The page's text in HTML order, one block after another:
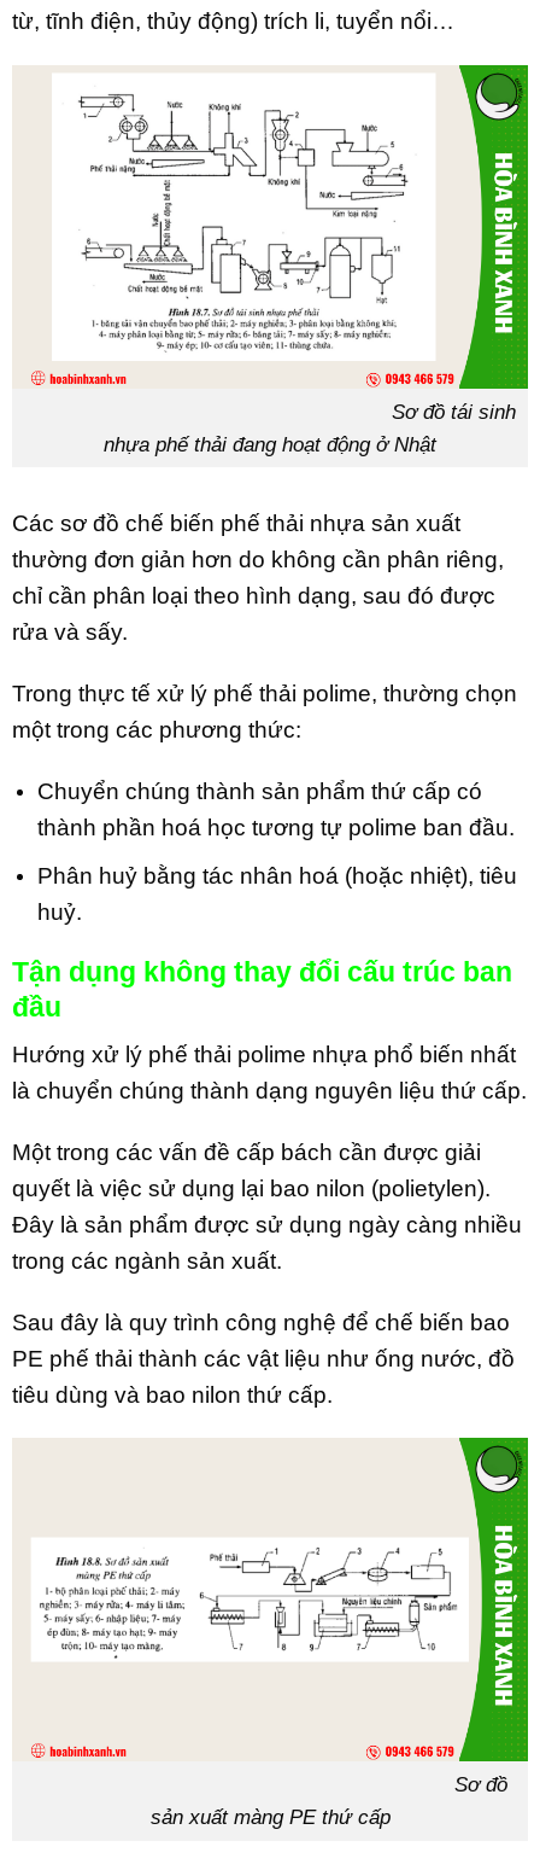
từ, tĩnh điện, thủy động) trích li, tuyển nổi…
Sơ đồ tái sinh
nhựa phế thải đang hoạt động ở Nhật
Các sơ đồ chế biến phế thải nhựa sản xuất
thường đơn giản hơn do không cần phân riêng,
chỉ cần phân loại theo hình dạng, sau đó được
rửa và sấy.
Trong thực tế xử lý phế thải polime, thường chọn
một trong các phương thức:
Chuyển chúng thành sản phẩm thứ cấp có
thành phần hoá học tương tự polime ban đầu.
Phân huỷ bằng tác nhân hoá (hoặc nhiệt), tiêu
huỷ.
Tận dụng không thay đổi cấu trúc ban
đầu
Hướng xử lý phế thải polime nhựa phổ biến nhất
là chuyển chúng thành dạng nguyên liệu thứ cấp.
Một trong các vấn đề cấp bách cần được giải
quyết là việc sử dụng lại bao nilon (polietylen).
Đây là sản phẩm được sử dụng ngày càng nhiều
trong các ngành sản xuất.
Sau đây là quy trình công nghệ để chế biến bao
PE phế thải thành các vật liệu như ống nước, đồ
tiêu dùng và bao nilon thứ cấp.
Sơ đồ
sản xuất màng PE thứ cấp